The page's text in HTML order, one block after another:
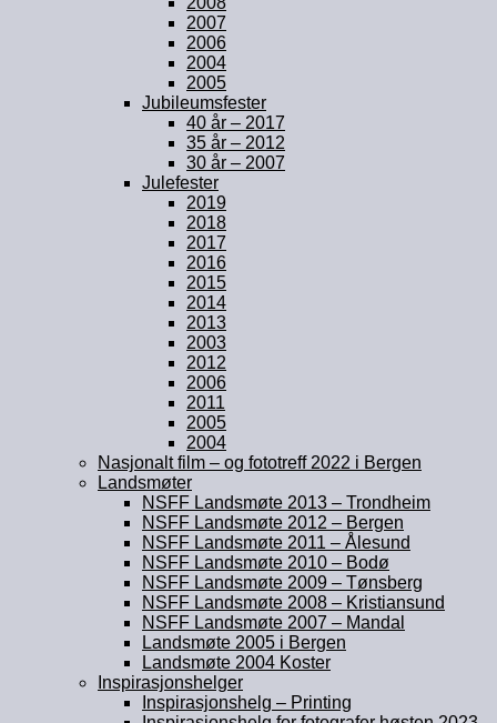
2007
2006
2004
2005
Jubileumsfester
40 år – 2017
35 år – 2012
30 år – 2007
Julefester
2019
2018
2017
2016
2015
2014
2013
2003
2012
2006
2011
2005
2004
Nasjonalt film – og fototreff 2022 i Bergen
Landsmøter
NSFF Landsmøte 2013 – Trondheim
NSFF Landsmøte 2012 – Bergen
NSFF Landsmøte 2011 – Ålesund
NSFF Landsmøte 2010 – Bodø
NSFF Landsmøte 2009 – Tønsberg
NSFF Landsmøte 2008 – Kristiansund
NSFF Landsmøte 2007 – Mandal
Landsmøte 2005 i Bergen
Landsmøte 2004 Koster
Inspirasjonshelger
Inspirasjonshelg – Printing